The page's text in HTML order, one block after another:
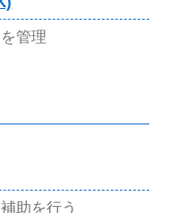
管理
助を行う